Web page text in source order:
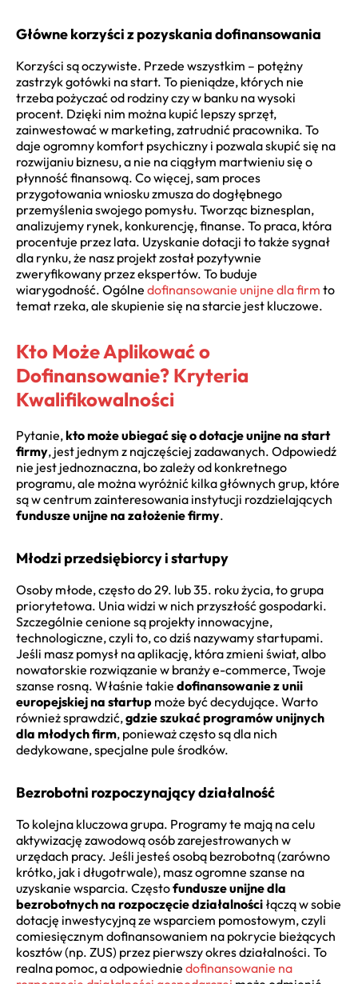
Główne korzyści z pozyskania dofinansowania
Korzyści są oczywiste. Przede wszystkim – potężny
zastrzyk gotówki na start. To pieniądze, których nie
trzeba pożyczać od rodziny czy w banku na wysoki
procent. Dzięki nim można kupić lepszy sprzęt,
zainwestować w marketing, zatrudnić pracownika. To
daje ogromny komfort psychiczny i pozwala skupić się na
rozwijaniu biznesu, a nie na ciągłym martwieniu się o
płynność finansową. Co więcej, sam proces
przygotowania wniosku zmusza do dogłębnego
przemyślenia swojego pomysłu. Tworząc biznesplan,
analizujemy rynek, konkurencję, finanse. To praca, która
procentuje przez lata. Uzyskanie dotacji to także sygnał
dla rynku, że nasz projekt został pozytywnie
zweryfikowany przez ekspertów. To buduje
wiarygodność. Ogólne dofinansowanie unijne dla firm to
temat rzeka, ale skupienie się na starcie jest kluczowe.
Kto Może Aplikować o
Dofinansowanie? Kryteria
Kwalifikowalności
Pytanie,kto może ubiegać się o dotacje unijne na start
firmy, jest jednym z najczęściej zadawanych. Odpowiedź
nie jest jednoznaczna, bo zależy od konkretnego
programu, ale można wyróżnić kilka głównych grup, które
są w centrum zainteresowania instytucji rozdzielających
fundusze unijne na założenie firmy.
Młodzi przedsiębiorcy i startupy
Osoby młode, często do 29. lub 35. roku życia, to grupa
priorytetowa. Unia widzi w nich przyszłość gospodarki.
Szczególnie cenione są projekty innowacyjne,
technologiczne, czyli to, co dziś nazywamy startupami.
Jeśli masz pomysł na aplikację, która zmieni świat, albo
nowatorskie rozwiązanie w branży e-commerce, Twoje
szanse rosną. Właśnie takie dofinansowanie z unii
europejskiej na startup może być decydujące. Warto
również sprawdzić,gdzie szukać programów unijnych
dla młodych firm, ponieważ często są dla nich
dedykowane, specjalne pule środków.
Bezrobotni rozpoczynający działalność
To kolejna kluczowa grupa. Programy te mają na celu
aktywizację zawodową osób zarejestrowanych w
urzędach pracy. Jeśli jesteś osobą bezrobotną (zarówno
krótko, jak i długotrwale), masz ogromne szanse na
uzyskanie wsparcia. Częstofundusze unijne dla
bezrobotnych na rozpoczęcie działalności łączą w sobie
dotację inwestycyjną ze wsparciem pomostowym, czyli
comiesięcznym dofinansowaniem na pokrycie bieżących
kosztów (np. ZUS) przez pierwszy okres działalności. To
realna pomoc, a odpowiednie dofinansowanie na